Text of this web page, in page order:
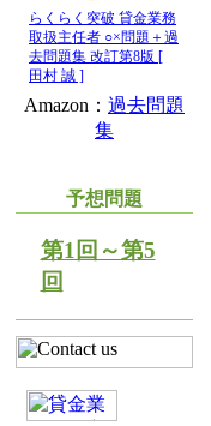
らくらく突破 貸金業務
取扱主任者 ○×問題＋過
去問題集 改訂第8版 [
田村 誠 ]
Amazon： 過去問題
集
予想問題
第1回～第5
回